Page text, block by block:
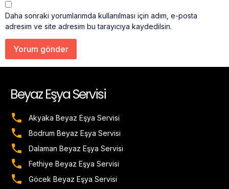
Daha sonraki yorumlarımda kullanılması için adım, e-posta
adresim ve site adresim bu tarayıcıya kaydedilsin.
Beyaz Eşya Servisi
Akyaka Beyaz Eşya Servisi
Bodrum Beyaz Eşya Servisi
Dalaman Beyaz Eşya Servisi
Fethiye Beyaz Eşya Servisi
Göcek Beyaz Eşya Servisi